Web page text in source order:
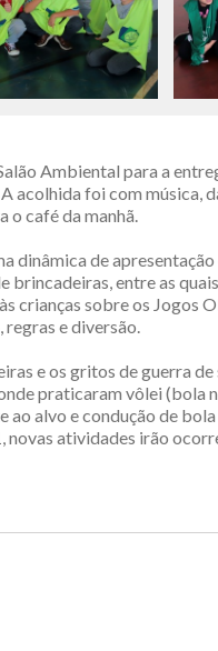
Ambiental para a
acolhida foi com música,
café da manhã.
dinâmica de
entre as
crianças sobre os Jogos
e diversão.
e os gritos de guerra
praticaram vôlei (bola
alvo e condução de
novas atividades irão